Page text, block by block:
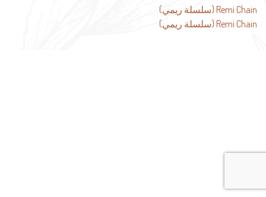
تصفّح
المقالات
Remi Chain (سلسلة ريمي)
Remi Chain (سلسلة ريمي)